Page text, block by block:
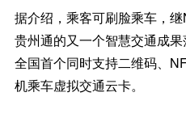
据介绍，乘客可刷脸乘车，
贵州通的又一个智慧交通成
全国首个同时支持二维码、
机乘车虚拟交通云卡。